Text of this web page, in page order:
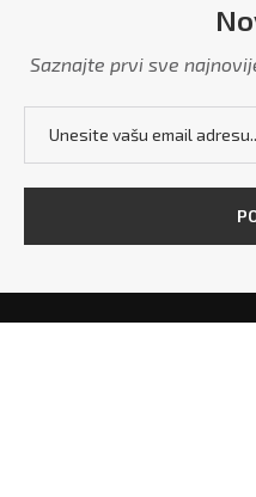
Saznajte prvi sve